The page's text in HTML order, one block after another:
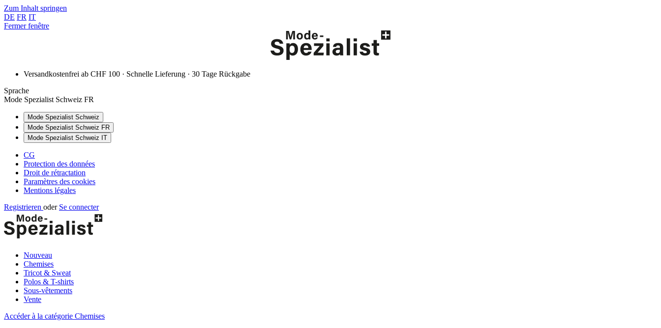
Zum Inhalt springen
DE FR IT
Fermer fenêtre
Versandkostenfrei ab CHF 100 · Schnelle Lieferung · 30 Tage Rückgabe
Sprache
Mode Spezialist Schweiz FR
Mode Spezialist Schweiz
Mode Spezialist Schweiz FR
Mode Spezialist Schweiz IT
CG
Protection des données
Droit de rétractation
Paramètres des cookies
Mentions légales
Registrieren oder Se connecter
Nouveau
Chemises
Tricot & Sweat
Polos & T-shirts
Sous-vêtements
Vente
Accéder à la catégorie Chemises